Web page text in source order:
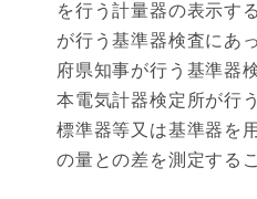
を行う計量器の表示す
が行う基準器検査にあ
府県知事が行う基準器
本電気計器検定所が行
標準器等又は基準器を
の量との差を測定する